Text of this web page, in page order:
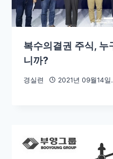
복수의결권 주식, 누
니까?
경실련 2021년 09월14일.